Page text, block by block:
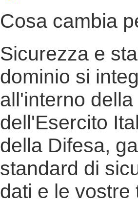
Cosa cambia
Sicurezza e
dominio si
all'interno
dell'Esercito
della Difesa,
standard di
dati e le vostre